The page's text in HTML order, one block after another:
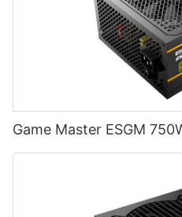
Game Master ESGM